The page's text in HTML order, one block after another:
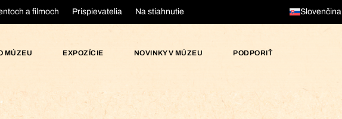
a filmoch Prispievatelia Na stiahnutie Slovenčina
MÚZEU EXPOZÍCIE NOVINKY V MÚZEU PODPORIŤ